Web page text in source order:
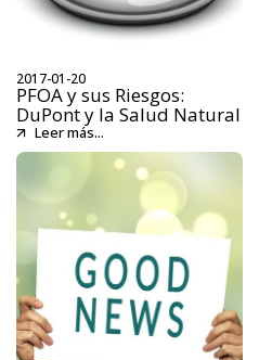
2017-01-20
PFOA y sus Riesgos:
DuPont y la Salud Natural
Leer más...